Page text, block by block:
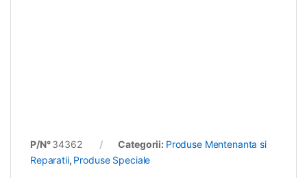
P/N°34362 Categorii: Produse Mentenanta si
Reparatii, Produse Speciale